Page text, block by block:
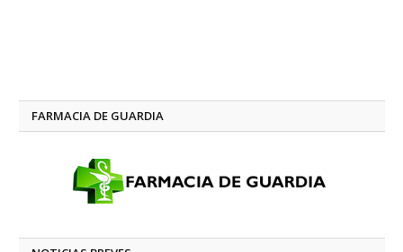
FARMACIA DE GUARDIA